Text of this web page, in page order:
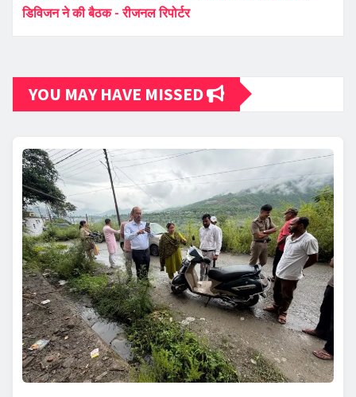
डिविजन ने की बैठक - रीजनल रिपोर्टर
YOU MAY HAVE MISSED